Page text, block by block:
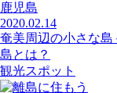
鹿児島
2020.02.14
奄美周辺の小さな
島とは？
観光スポット